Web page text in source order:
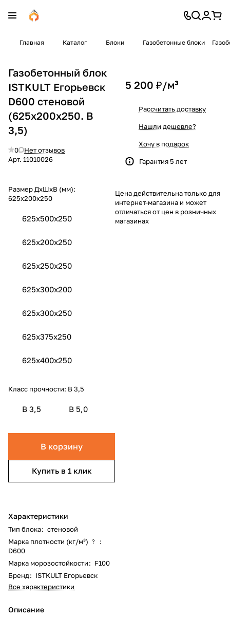
Главная Каталог Блоки Газобетонные блоки
Газобетонный блок
ISTKULT Егорьевск
D600 стеновой
(625x200x250. B
3,5)
0
Нет отзывов
Арт. 11010026
Размер ДхШхВ (мм):
625x200x250
625x500x250
625x200x250
625x250x250
625x300х200
625x300x250
625x375x250
625x400x250
Класс прочности: B 3,5
B 3,5 B 5,0
В корзину
Купить в 1 клик
Характеристики
Тип блока: стеновой
Марка плотности (кг/м³)
?
:
D600
Марка морозостойкости: F100
Бренд: ISTKULT Егорьевск
Все характеристики
Описание
5 200 ₽/м³
Рассчитать доставку
Нашли дешевле?
Хочу в подарок
Гарантия 5 лет
Цена действительна только для
интернет-магазина и может
отличаться от цен в розничных
магазинах